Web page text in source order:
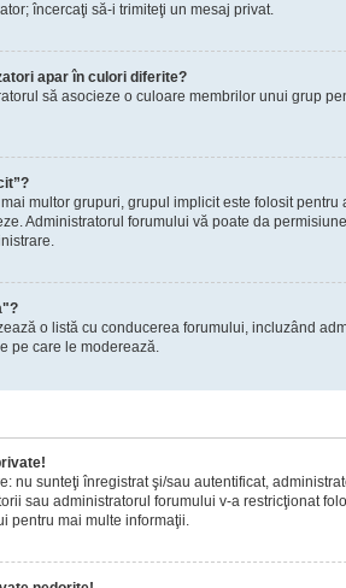
încercaţi să-i trimiteţi un mesaj privat.
apar în culori diferite?
să asocieze o culoare membrilor unui grup
multor grupuri, grupul implicit este folosit
Administratorul forumului vă poate da
o listă cu conducerea forumului, incluzând
pe care le moderează.
nu sunteţi înregistrat şi/sau autentificat,
sau administratorul forumului v-a restricţionat
pentru mai multe informaţii.